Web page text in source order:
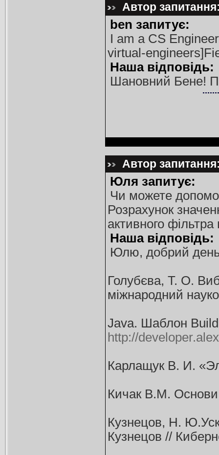
Автор
ben запитує:
I am a CS
virtual-
Наша відповідь:
Шановний Бене!
Автор
Юля запитує:
Чи можете
Розрахунок
активного
Наша відповідь:
Юлю, добрий
Голубєва, Т. О.
міжнародний
Java. Шаблон
http://
Карлащук В. И.
Кичак В.М. Основи
Кузнецов, Н.
Кузнецов //